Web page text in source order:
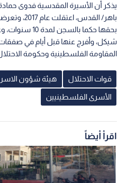
باهر/ القدس،
شيكل، وأفرج عنها قبل أيام في صفقات
المقاومة الفلسطينية وحكومة
قوات الاحتلال هيئة شؤون
الأسرى الفلسطينيين
اقرأ أيضاً